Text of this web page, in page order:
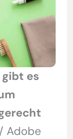
es
Adobe